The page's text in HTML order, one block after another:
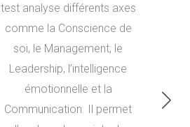
test analyse différents axes
comme la Conscience de
soi, le Management, le
Leadership, l’intelligence
émotionnelle et la
Communication. Il permet